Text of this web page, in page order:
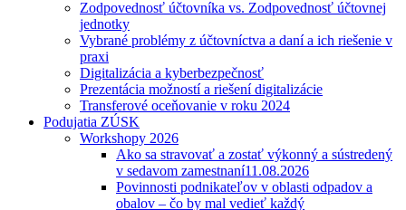
Zodpovednosť účtovníka vs. Zodpovednosť účtovnej
jednotky
Vybrané problémy z účtovníctva a daní a ich riešenie v
praxi
Digitalizácia a kyberbezpečnosť
Prezentácia možností a riešení digitalizácie
Transferové oceňovanie v roku 2024
Podujatia ZÚSK
Workshopy 2026
Ako sa stravovať a zostať výkonný a sústredený
v sedavom zamestnaní11.08.2026
Povinnosti podnikateľov v oblasti odpadov a
obalov – čo by mal vedieť každý